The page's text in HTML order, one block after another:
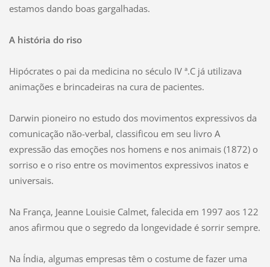
estamos dando boas gargalhadas.
A história do riso
Hipócrates o pai da medicina no século IV ª.C já utilizava
animações e brincadeiras na cura de pacientes.
Darwin pioneiro no estudo dos movimentos expressivos da
comunicação não-verbal, classificou em seu livro A
expressão das emoções nos homens e nos animais (1872) o
sorriso e o riso entre os movimentos expressivos inatos e
universais.
Na França, Jeanne Louisie Calmet, falecida em 1997 aos 122
anos afirmou que o segredo da longevidade é sorrir sempre.
Na Índia, algumas empresas têm o costume de fazer uma